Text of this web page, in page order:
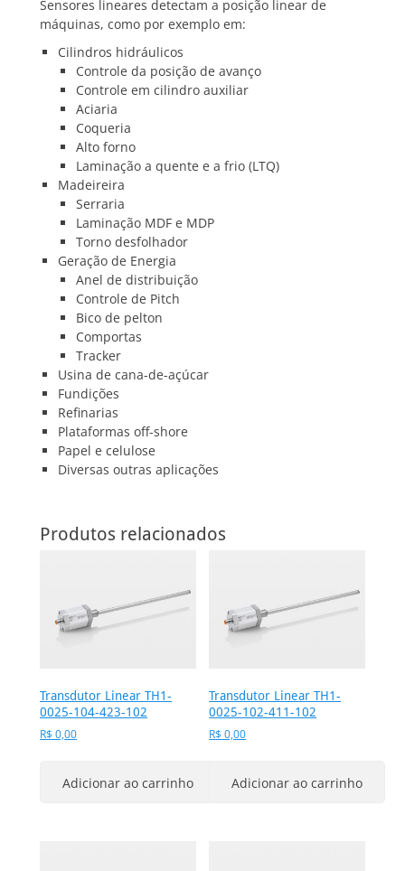
Sensores lineares detectam a posição linear de
máquinas, como por exemplo em:
Cilindros hidráulicos
Controle da posição de avanço
Controle em cilindro auxiliar
Aciaria
Coqueria
Alto forno
Laminação a quente e a frio (LTQ)
Madeireira
Serraria
Laminação MDF e MDP
Torno desfolhador
Geração de Energia
Anel de distribuição
Controle de Pitch
Bico de pelton
Comportas
Tracker
Usina de cana-de-açúcar
Fundições
Refinarias
Plataformas off-shore
Papel e celulose
Diversas outras aplicações
Produtos relacionados
Transdutor Linear TH1-
0025-104-423-102
R$ 0,00
Adicionar ao carrinho
Transdutor Linear TH1-
0025-102-411-102
R$ 0,00
Adicionar ao carrinho